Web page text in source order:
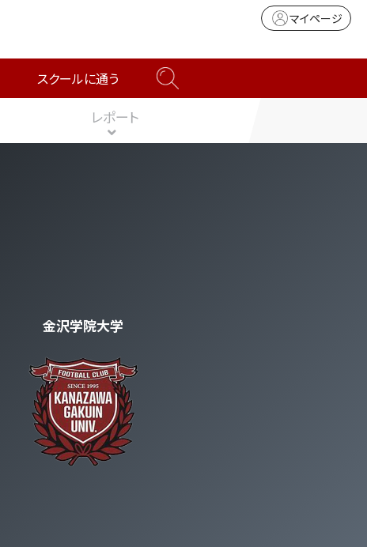
マイページ
スクールに通う
レポート
金沢学院大学